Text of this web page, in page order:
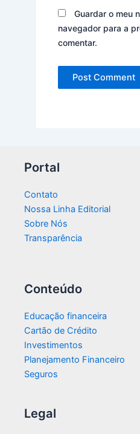
Guardar o meu
navegador para a
comentar.
Portal
Contato
Nossa Linha Editorial
Sobre Nós
Transparência​
Conteúdo
Educação financeira
Cartão de Crédito
Investimentos
Planejamento Financeiro
Seguros
Legal